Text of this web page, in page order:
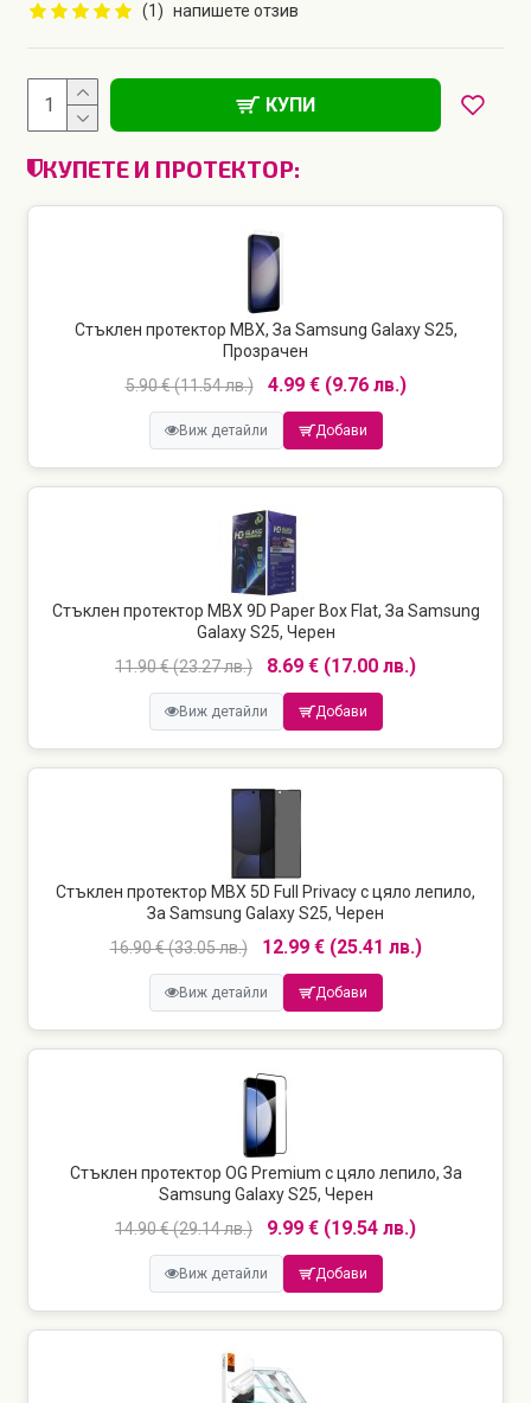
(1) напишете отзив
КУПИ
КУПЕТЕ И ПРОТЕКТОР:
Стъклен протектор MBX, За Samsung Galaxy S25,
Прозрачен
5.90 € (11.54 лв.)
4.99 € (9.76 лв.)
Виж детайли Добави
Стъклен протектор MBX 9D Paper Box Flat, За Samsung
Galaxy S25, Черен
11.90 € (23.27 лв.)
8.69 € (17.00 лв.)
Виж детайли Добави
Стъклен протектор MBX 5D Full Privacy с цяло лепило,
За Samsung Galaxy S25, Черен
16.90 € (33.05 лв.)
12.99 € (25.41 лв.)
Виж детайли Добави
Стъклен протектор OG Premium с цяло лепило, За
Samsung Galaxy S25, Черен
14.90 € (29.14 лв.)
9.99 € (19.54 лв.)
Виж детайли Добави